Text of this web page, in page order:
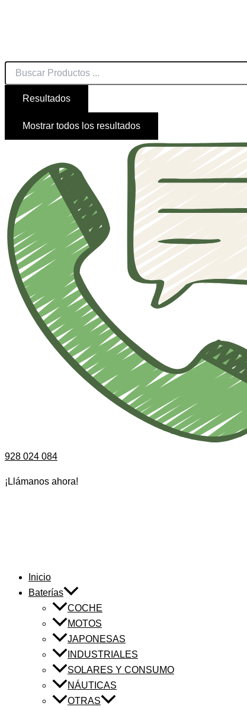
Resultados
Mostrar todos los resultados
928 024 084
¡Llámanos ahora!
Inicio
Baterías
COCHE
MOTOS
JAPONESAS
INDUSTRIALES
SOLARES Y CONSUMO
NÁUTICAS
OTRAS